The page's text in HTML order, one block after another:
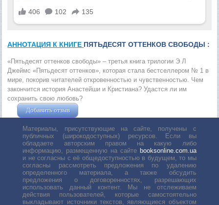
АННОТАЦИЯ К КНИГЕ ПЯТЬДЕСЯТ ОТТЕНКОВ СВОБОДЫ :
«Пятьдесят оттенков свободы» – третья книга трилогии Э Л
Джеймс «Пятьдесят оттенков», которая стала бестселлером № 1 в
мире, покорив читателей откровенностью и чувственностью. Чем
закончится история Анастейши и Кристиана? Удастся ли им
сохранить свою любовь?
Добавить отзыв
Материалы, присутствующие на сайте, получены с
публичных (широкодоступных) ресурсов. Если вы
обладаете авторским правом на какую либо
информацию, размещенную на сайте booksonline.com.ua
и не согласны с её общедоступностью в будущем, то мы
согласны рассмотреть предложения по удалению
определенного материала, а также обсудить
предложения о договоренностях, разрешающих
использовать данный контент. Мы не отслеживаем
действия пользователей, которые самостоятельно
выкладывают источники текстов, являющиеся объектом